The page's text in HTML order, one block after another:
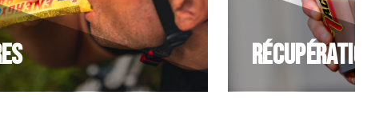
Récupération